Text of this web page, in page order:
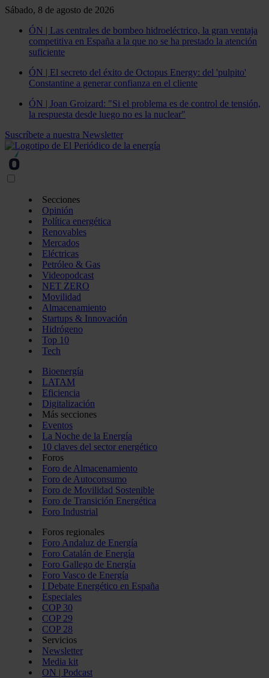
Sábado, 8 de agosto de 2026
ÓN | Las centrales de bombeo hidroeléctrico, la gran ventaja
competitiva en España a la que no se ha prestado la atención
suficiente
ÓN | El secreto del éxito de Octopus Energy: del 'pulpito'
Constantine a generar confianza en el cliente
ÓN | Joan Groizard: "Si el problema es de control de tensión,
la respuesta desde luego no es la nuclear"
Suscríbete a nuestra Newsletter
Secciones
Opinión
Política energética
Renovables
Mercados
Eléctricas
Petróleo & Gas
Videopodcast
NET ZERO
Movilidad
Almacenamiento
Startups & Innovación
Hidrógeno
Top 10
Tech
Bioenergía
LATAM
Eficiencia
Digitalización
Más secciones
Eventos
La Noche de la Energía
10 claves del sector energético
Foros
Foro de Almacenamiento
Foro de Autoconsumo
Foro de Movilidad Sostenible
Foro de Transición Energética
Foro Industrial
Foros regionales
Foro Andaluz de Energía
Foro Catalán de Energía
Foro Gallego de Energía
Foro Vasco de Energía
I Debate Energético en España
Especiales
COP 30
COP 29
COP 28
Servicios
Newsletter
Media kit
ON | Podcast